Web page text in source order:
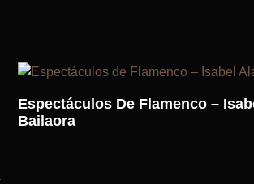
Espectáculos De Flamenco –
Bailaora